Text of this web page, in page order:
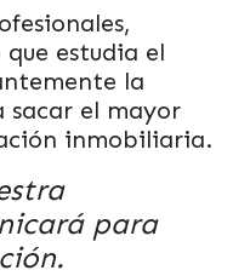
estudia el
la
sacar el mayor
inmobiliaria.
para